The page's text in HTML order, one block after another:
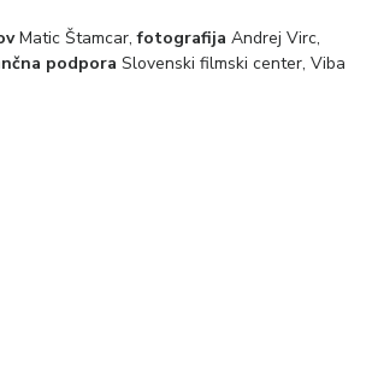
Matic Štamcar,fotografija Andrej Virc,
podpora Slovenski filmski center, Viba